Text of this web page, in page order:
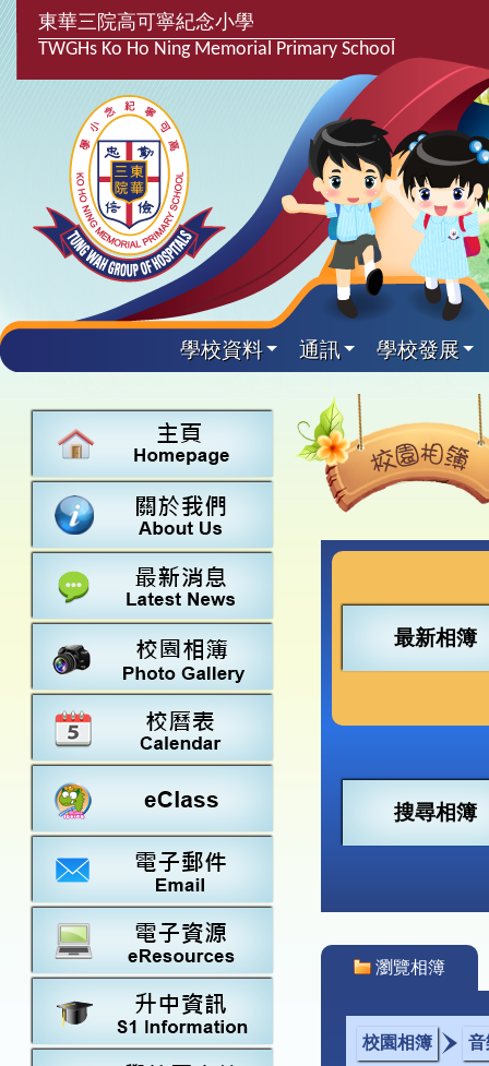
東華三院高可寧紀念小學
TWGHs Ko Ho Ning Memorial Primary School
學校資料 通訊 學校發展
關於
學校資料
校長的話
行政架構
學校設施
學校
最新消息
學校發
計劃,報告及
主要
中文
英文
常識
學生
學生支援組
言語能力提
興趣及
課後興趣班
校隊活動
學生得
25-26得獎
24-25得獎
22-23得獎
20-21得獎
校園
校園相簿
校園電台
學校附
家長教師會
校友會